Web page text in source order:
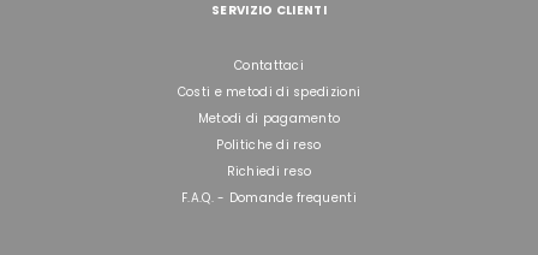
SERVIZIO CLIENTI
Contattaci
Costi e metodi di spedizioni
Metodi di pagamento
Politiche di reso
Richiedi reso
F.A.Q. - Domande frequenti